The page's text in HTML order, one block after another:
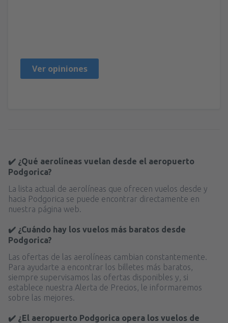
Ver opiniones
✔️ ¿Qué aerolíneas vuelan desde el aeropuerto
Podgorica?
La lista actual de aerolíneas que ofrecen vuelos desde y
hacia Podgorica se puede encontrar directamente en
nuestra página web.
✔️ ¿Cuándo hay los vuelos más baratos desde
Podgorica?
Las ofertas de las aerolíneas cambian constantemente.
Para ayudarte a encontrar los billetes más baratos,
siempre supervisamos las ofertas disponibles y, si
establece nuestra Alerta de Precios, le informaremos
sobre las mejores.
✔️ ¿El aeropuerto Podgorica opera los vuelos de